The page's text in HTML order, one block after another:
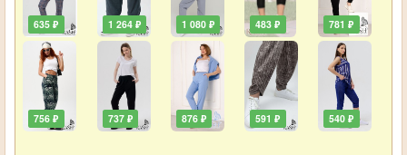
635 ₽
756 ₽
1 264 ₽
737 ₽
1 080 ₽
876 ₽
483 ₽
591 ₽
781 ₽
540 ₽